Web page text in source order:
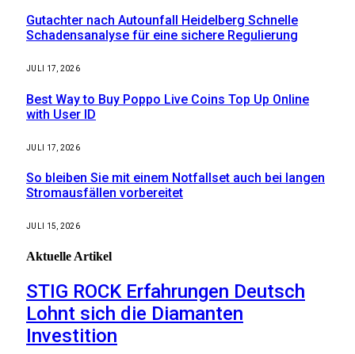
Gutachter nach Autounfall Heidelberg Schnelle
Schadensanalyse für eine sichere Regulierung
JULI 17, 2026
Best Way to Buy Poppo Live Coins Top Up Online
with User ID
JULI 17, 2026
So bleiben Sie mit einem Notfallset auch bei langen
Stromausfällen vorbereitet
JULI 15, 2026
Aktuelle Artikel
STIG ROCK Erfahrungen Deutsch
Lohnt sich die Diamanten
Investition